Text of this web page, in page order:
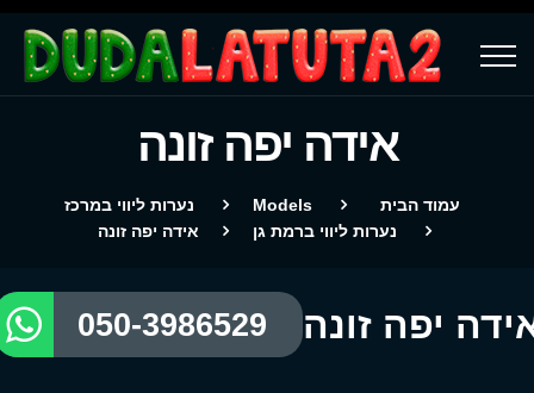
אידה יפה זונה
עמוד הבית Models
נערות ליווי במרכז
נערות ליווי ברמת גן
אידה יפה זונה
יפה זונה 050-3986529